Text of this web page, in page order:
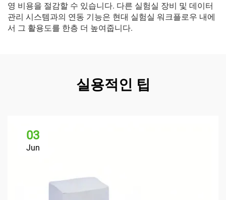
영 비용을 절감할 수 있습니다. 다른 실험실 장비 및 데이터
관리 시스템과의 연동 기능은 현대 실험실 워크플로우 내에
서 그 활용도를 한층 더 높여줍니다.
실용적인 팁
03
Jun